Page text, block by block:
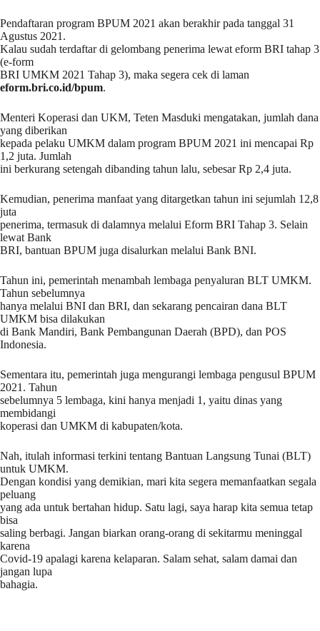
Pendaftaran program BPUM 2021 akan berakhir pada tanggal 31
Agustus 2021.
Kalau sudah terdaftar di gelombang penerima lewat eform BRI tahap 3
(e-form
BRI UMKM 2021 Tahap 3), maka segera cek di laman
eform.bri.co.id/bpum.
Menteri Koperasi dan UKM, Teten Masduki mengatakan, jumlah dana
yang diberikan
kepada pelaku UMKM dalam program BPUM 2021 ini mencapai Rp
1,2 juta. Jumlah
ini berkurang setengah dibanding tahun lalu, sebesar Rp 2,4 juta.
Kemudian, penerima manfaat yang ditargetkan tahun ini sejumlah 12,8
juta
penerima, termasuk di dalamnya melalui Eform BRI Tahap 3. Selain
lewat Bank
BRI, bantuan BPUM juga disalurkan melalui Bank BNI.
Tahun ini, pemerintah menambah lembaga penyaluran BLT UMKM.
Tahun sebelumnya
hanya melalui BNI dan BRI, dan sekarang pencairan dana BLT
UMKM bisa dilakukan
di Bank Mandiri, Bank Pembangunan Daerah (BPD), dan POS
Indonesia.
Sementara itu, pemerintah juga mengurangi lembaga pengusul BPUM
2021. Tahun
sebelumnya 5 lembaga, kini hanya menjadi 1, yaitu dinas yang
membidangi
koperasi dan UMKM di kabupaten/kota.
Nah, itulah informasi terkini tentang Bantuan Langsung Tunai (BLT)
untuk UMKM.
Dengan kondisi yang demikian, mari kita segera memanfaatkan segala
peluang
yang ada untuk bertahan hidup. Satu lagi, saya harap kita semua tetap
bisa
saling berbagi. Jangan biarkan orang-orang di sekitarmu meninggal
karena
Covid-19 apalagi karena kelaparan. Salam sehat, salam damai dan
jangan lupa
bahagia.